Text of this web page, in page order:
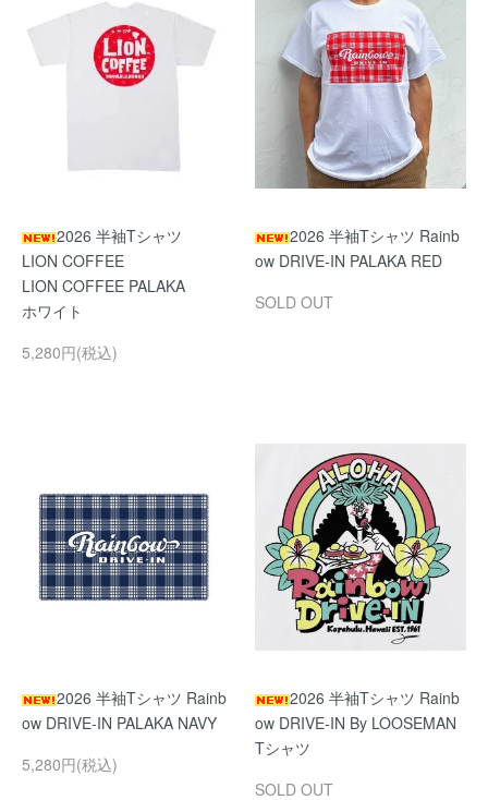
2026 半袖Tシャツ
LION COFFEE
LION COFFEE PALAKA
ホワイト
5,280円(税込)
2026 半袖Tシャツ Rainb
ow DRIVE-IN PALAKA RED
SOLD OUT
2026 半袖Tシャツ Rainb
ow DRIVE-IN PALAKA NAVY
5,280円(税込)
2026 半袖Tシャツ Rainb
ow DRIVE-IN By LOOSEMAN
Tシャツ
SOLD OUT